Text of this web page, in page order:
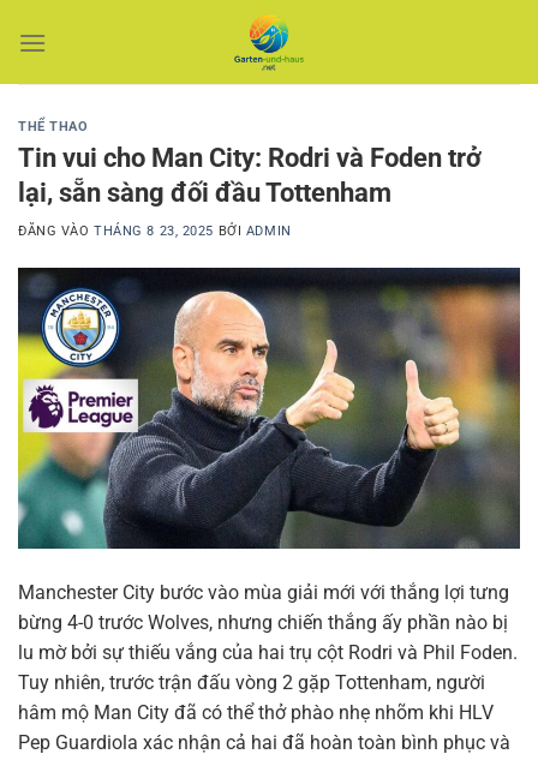
qua
THỂ THAO
Tin vui cho Man City: Rodri và Foden trở
lại, sẵn sàng đối đầu Tottenham
ĐĂNG VÀOTHÁNG 8 23, 2025 BỞI ADMIN
Manchester City bước vào mùa giải mới với thắng lợi tưng
bừng 4-0 trước Wolves, nhưng chiến thắng ấy phần nào bị
lu mờ bởi sự thiếu vắng của hai trụ cột Rodri và Phil Foden.
Tuy nhiên, trước trận đấu vòng 2 gặp Tottenham, người
hâm mộ Man City đã có thể thở phào nhẹ nhõm khi HLV
Pep Guardiola xác nhận cả hai đã hoàn toàn bình phục và